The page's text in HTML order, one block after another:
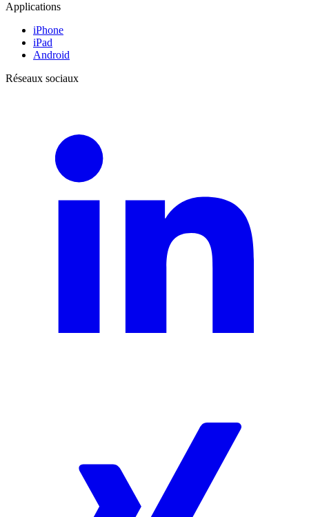
Applications
iPhone
iPad
Android
Réseaux sociaux